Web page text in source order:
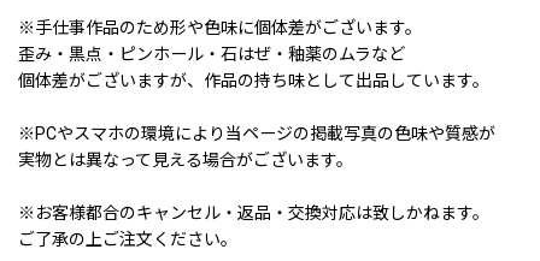
※手仕事作品のため形や色味に個体差がございます。
歪み・黒点・ピンホール・石はぜ・釉薬のムラなど
個体差がございますが、作品の持ち味として出品しています。
※PCやスマホの環境により当ページの掲載写真の色味や質感が
実物とは異なって見える場合がございます。
※お客様都合のキャンセル・返品・交換対応は致しかねます。
ご了承の上ご注文ください。